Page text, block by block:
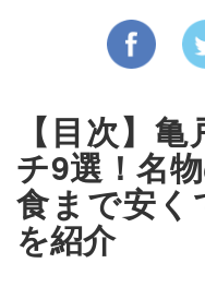
【目次】
チ9選！名
食まで安く
を紹介